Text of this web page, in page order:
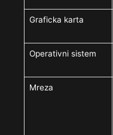
Graficka karta
Operativni sistem
Mreza